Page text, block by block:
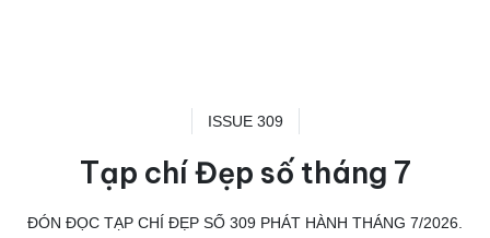
ISSUE 309
Tạp chí Đẹp số tháng 7
ĐÓN ĐỌC TẠP CHÍ ĐẸP SỐ 309 PHÁT HÀNH THÁNG 7/2026.